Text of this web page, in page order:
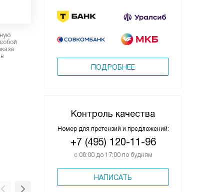
ПОДРОБНЕЕ
Контроль качества
Номер для претензий и предложений:
+7 (495) 120-11-96
с 08:00 до 17:00 по будням
НАПИСАТЬ